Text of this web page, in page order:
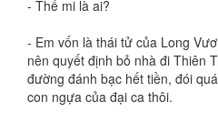
- Thế mi là ai?
- Em vốn là thái tử của Long
nên quyết định bỏ nhà đi Thiên
đường đánh bạc hết tiền, đói
con ngựa của đại ca thôi.